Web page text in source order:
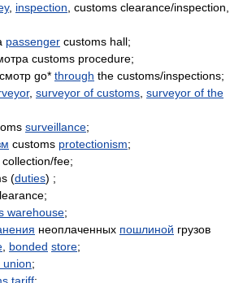
, inspection , customs clearance/inspection,
passenger customs hall;
customs procedure;
go* through the customs/inspections;
, surveyor of customs surveyor of the
surveillance;
customs protectionism;
fee;
(duties) ;
warehouse;
неоплаченных пошлиной грузов
bonded store;
union;